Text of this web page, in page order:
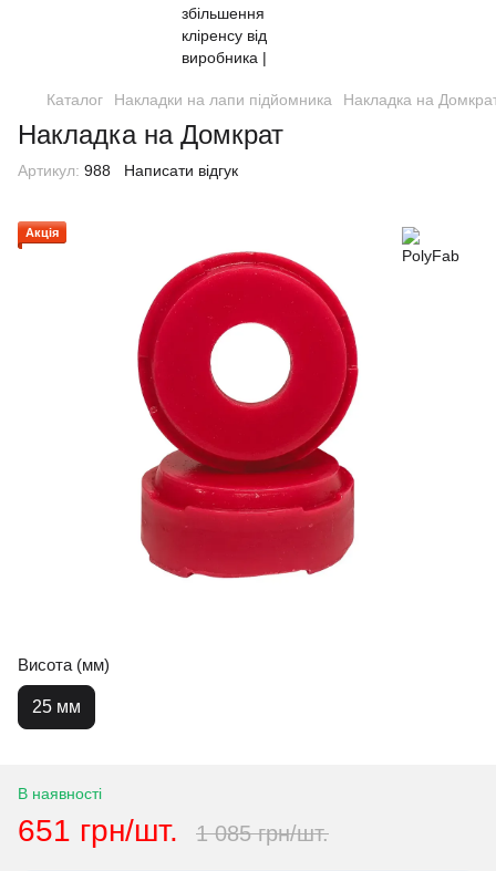
Каталог Накладки на лапи підйомника Накладка на
Накладка на Домкрат
Артикул: 988 Написати відгук
Акція
Висота (мм)
25 мм
В наявності
651 грн/шт. 1 085 грн/шт.